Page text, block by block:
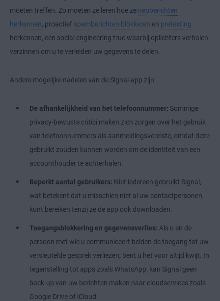
moeten treffen. Zo moeten ze leren hoe ze nepberichten
herkennen , proactief spamberichten blokkeren en pretexting
herkennen, een social engineering truc waarbij oplichters verhalen
verzinnen om u te verleiden uw gegevens te delen.
Andere mogelijke nadelen van de Signal-app zijn:
De afhankelijkheid van het telefoonnummer: Sommige
privacy-bewuste critici maken zich zorgen over het gebruik
van telefoonnummers als aanmeldingsvereiste, omdat deze
gebruikt zouden kunnen worden om de identiteit van een
accounthouder te achterhalen.
Beperkt aantal gebruikers: Niet iedereen gebruikt Signal,
wat betekent dat u misschien niet al uw contactpersonen
kunt bereiken tenzij ze de app ook downloaden.
Toegangsblokkering en gegevensverlies: Als u en de
persoon met wie u communiceert beiden de toegang tot uw
versleutelde gesprek verliezen, bent u het voor altijd kwijt. In
tegenstelling tot apps zoals WhatsApp, kan Signal geen
back-up van uw berichten maken naar cloudservices zoals
Google Drive of iCloud.